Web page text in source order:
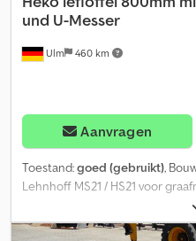
Ulm 460 km
und U-Messer
Aanvragen
Toestand:goed (gebruikt),
Lehnhoff MS21 / HS21 voor
Inhoud ca. 650 liter Dsdpfjzrw
goede staat inclusief tanden en